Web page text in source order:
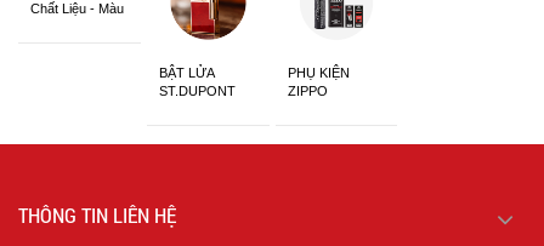
Chất Liệu - Màu
BẬT LỬA
ST.DUPONT
PHỤ KIỆN
ZIPPO
THÔNG TIN LIÊN HỆ